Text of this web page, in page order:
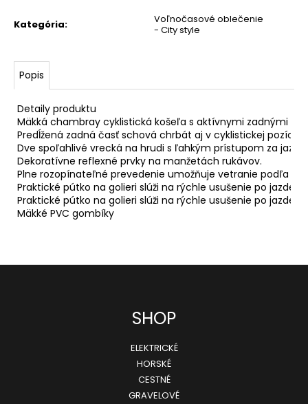
Kategória:
Voľnočasové oblečenie
- City style
Popis
Detaily produktu
Mäkká chambray cyklistická košeľa s aktívnymi zadnými
Predĺžená zadná časť schová chrbát aj v cyklistickej pozícii.
Dve spoľahlivé vrecká na hrudi s ľahkým prístupom za jazdy.
Dekoratívne reflexné prvky na manžetách rukávov.
Plne rozopínateľné prevedenie umožňuje vetranie podľa
Praktické pútko na golieri slúži na rýchle usušenie po jazde.
Praktické pútko na golieri slúži na rýchle usušenie po jazde.
Mäkké PVC gombíky
SHOP
ELEKTRICKÉ
HORSKÉ
CESTNÉ
GRAVELOVÉ